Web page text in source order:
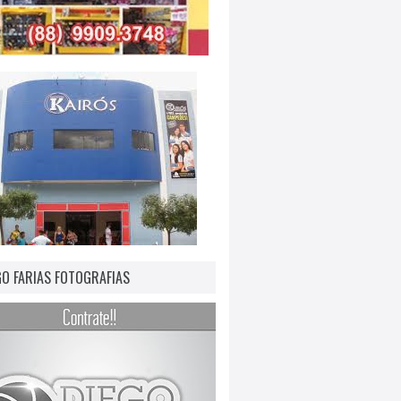
FARIAS FOTOGRAFIAS